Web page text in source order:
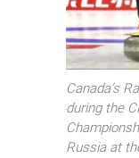
Canada’s
during the
Russia at